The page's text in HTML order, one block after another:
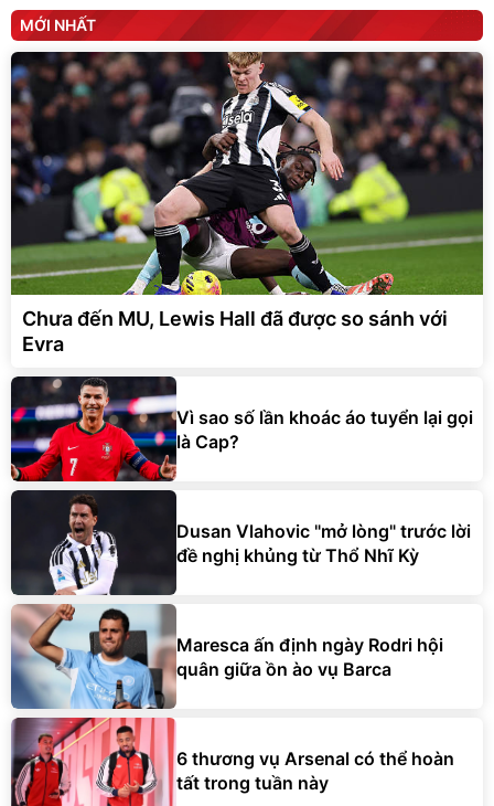
MỚI NHẤT
Chưa đến MU, Lewis Hall đã được so sánh với
Evra
Vì sao số lần khoác áo tuyển lại gọi
là Cap?
Dusan Vlahovic "mở lòng" trước lời
đề nghị khủng từ Thổ Nhĩ Kỳ
Maresca ấn định ngày Rodri hội
quân giữa ồn ào vụ Barca
6 thương vụ Arsenal có thể hoàn
tất trong tuần này